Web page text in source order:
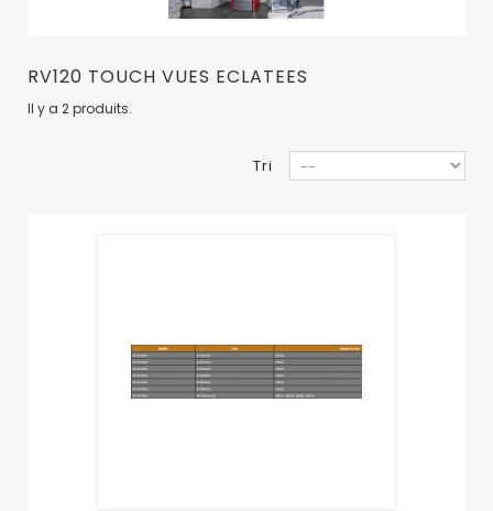
RV120 TOUCH VUES ECLATEES
Il y a 2 produits.
Tri